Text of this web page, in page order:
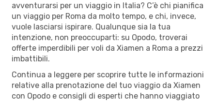
avventurarsi per un viaggio in Italia? C’è chi pianifica
un viaggio per Roma da molto tempo, e chi, invece,
vuole lasciarsi ispirare. Qualunque sia la tua
intenzione, non preoccuparti: su Opodo, troverai
offerte imperdibili per voli da Xiamen a Roma a prezzi
imbattibili.
Continua a leggere per scoprire tutte le informazioni
relative alla prenotazione del tuo viaggio da Xiamen
con Opodo e consigli di esperti che hanno viaggiato